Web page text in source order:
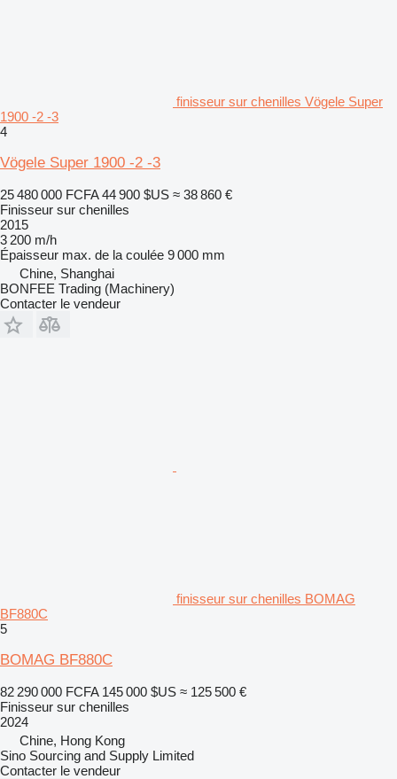
finisseur sur chenilles Vögele Super
1900 -2 -3
4
Vögele Super 1900 -2 -3
25 480 000 FCFA 44 900 $US ≈ 38 860 €
Finisseur sur chenilles
2015
3 200 m/h
Épaisseur max. de la coulée 9 000 mm
Chine, Shanghai
BONFEE Trading (Machinery)
Contacter le vendeur
finisseur sur chenilles BOMAG
BF880C
5
BOMAG BF880C
82 290 000 FCFA 145 000 $US ≈ 125 500 €
Finisseur sur chenilles
2024
Chine, Hong Kong
Sino Sourcing and Supply Limited
Contacter le vendeur